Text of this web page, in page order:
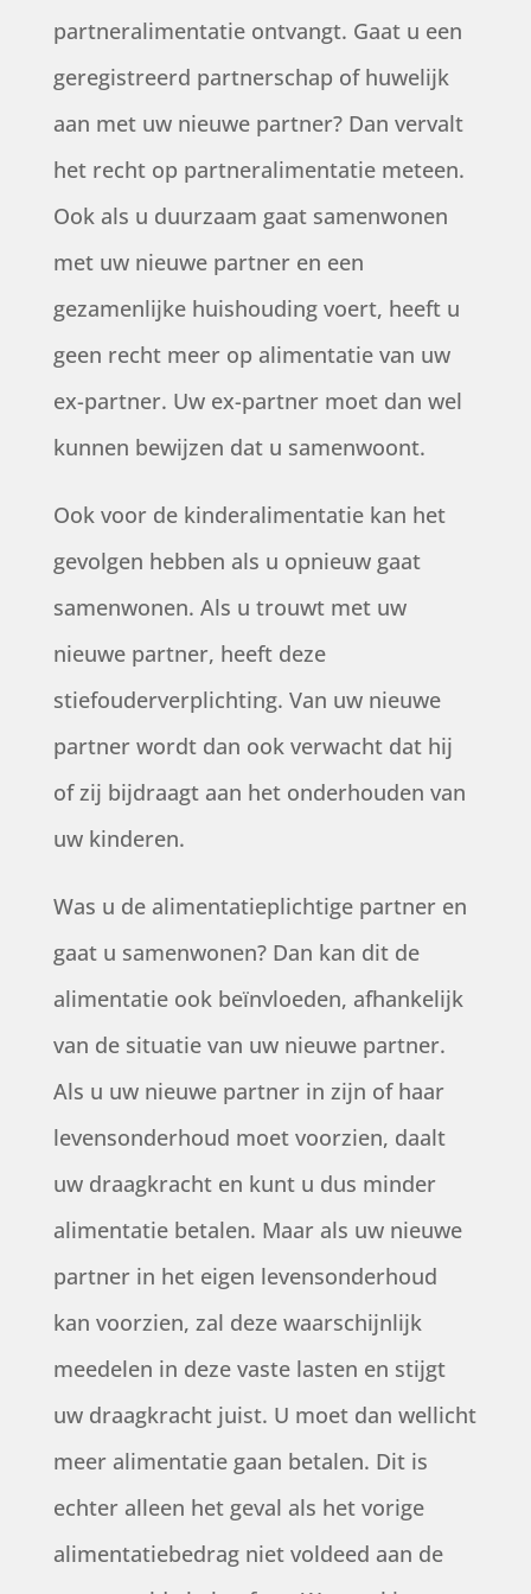
partneralimentatie ontvangt. Gaat u een
geregistreerd partnerschap of huwelijk
aan met uw nieuwe partner? Dan vervalt
het recht op partneralimentatie meteen.
Ook als u duurzaam gaat samenwonen
met uw nieuwe partner en een
gezamenlijke huishouding voert, heeft u
geen recht meer op alimentatie van uw
ex-partner. Uw ex-partner moet dan wel
kunnen bewijzen dat u samenwoont.
Ook voor de kinderalimentatie kan het
gevolgen hebben als u opnieuw gaat
samenwonen. Als u trouwt met uw
nieuwe partner, heeft deze
stiefouderverplichting. Van uw nieuwe
partner wordt dan ook verwacht dat hij
of zij bijdraagt aan het onderhouden van
uw kinderen.
Was u de alimentatieplichtige partner en
gaat u samenwonen? Dan kan dit de
alimentatie ook beïnvloeden, afhankelijk
van de situatie van uw nieuwe partner.
Als u uw nieuwe partner in zijn of haar
levensonderhoud moet voorzien, daalt
uw draagkracht en kunt u dus minder
alimentatie betalen. Maar als uw nieuwe
partner in het eigen levensonderhoud
kan voorzien, zal deze waarschijnlijk
meedelen in deze vaste lasten en stijgt
uw draagkracht juist. U moet dan wellicht
meer alimentatie gaan betalen. Dit is
echter alleen het geval als het vorige
alimentatiebedrag niet voldeed aan de